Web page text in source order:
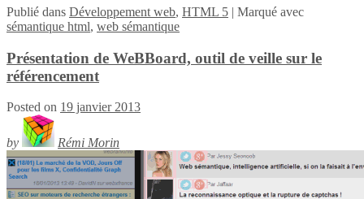
Publié dans Développement web, HTML 5 | Marqué avec
sémantique html, web sémantique
Présentation de WeBBoard, outil de veille sur le
référencement
Posted on 19 janvier 2013
by Rémi Morin